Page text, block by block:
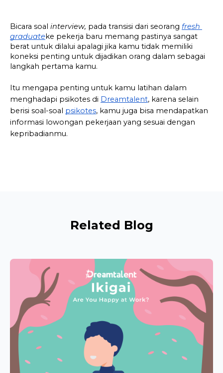
Bicara soal interview, pada transisi dari seorang fresh
graduateke pekerja baru memang pastinya sangat
berat untuk dilalui apalagi jika kamu tidak memiliki
koneksi penting untuk dijadikan orang dalam sebagai
langkah pertama kamu.
Itu mengapa penting untuk kamu latihan dalam
menghadapi psikotes di Dreamtalent, karena selain
berisi soal-soal psikotes, kamu juga bisa mendapatkan
informasi lowongan pekerjaan yang sesuai dengan
kepribadianmu.
Related Blog